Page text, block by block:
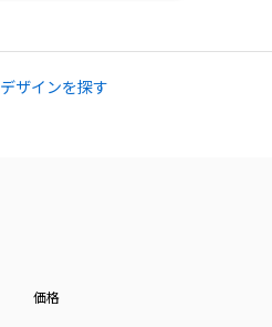
デザインを探す
価格